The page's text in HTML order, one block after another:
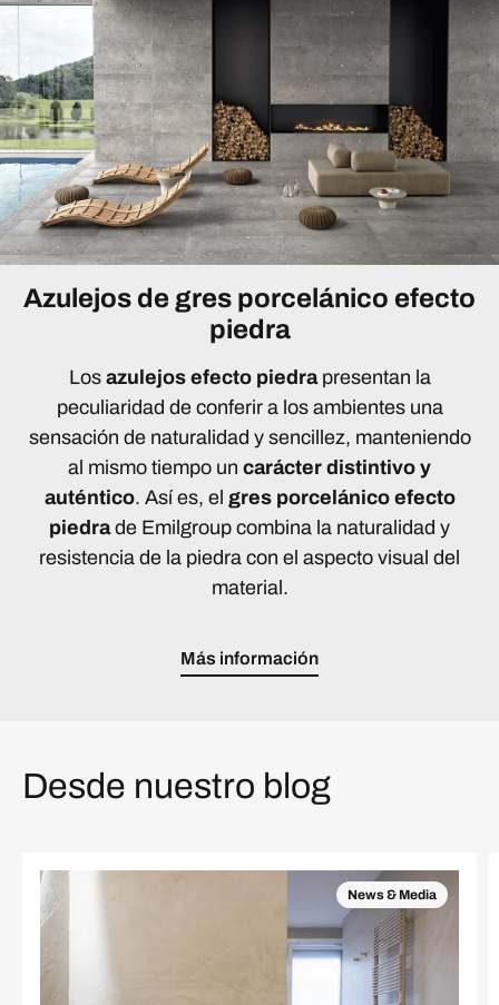
Azulejos de gres porcelánico efecto
piedra
Los azulejos efecto piedra presentan la
peculiaridad de conferir a los ambientes una
sensación de naturalidad y sencillez, manteniendo
al mismo tiempo un carácter distintivo y
auténtico. Así es, el gres porcelánico efecto
piedrade Emilgroup combina la naturalidad y
resistencia de la piedra con el aspecto visual del
material.
Más información
Desde nuestro blog
News & Media